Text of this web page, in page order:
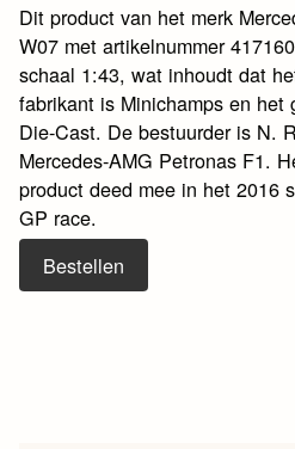
Dit product van het merk
W07 met artikelnummer
schaal 1:43, wat inhoudt dat
fabrikant is Minichamps en het
Die-Cast. De bestuurder is N.
Mercedes-AMG Petronas F1.
product deed mee in het 2016
GP race.
Bestellen